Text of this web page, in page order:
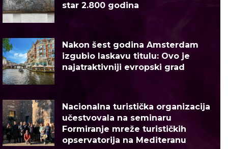
star 2.800 godina
Nakon šest godina Amsterdam
izgubio laskavu titulu: Ovo je
najatraktivniji evropski grad
Nacionalna turistička organizacija
učestvovala na seminaru
Formiranje mreže turističkih
opservatorija na Mediteranu